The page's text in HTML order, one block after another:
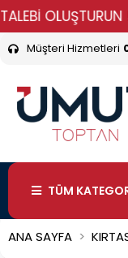
!!!!!
Müşteri Hizmetleri
TÜM
ANA SAYFA